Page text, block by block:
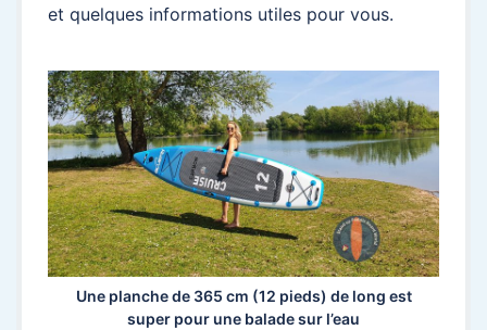
et quelques informations utiles pour vous.
Une planche de 365 cm (12 pieds) de long est
super pour une balade sur l’eau